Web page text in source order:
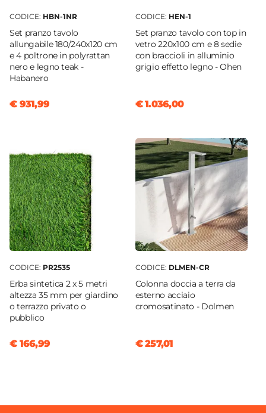
CODICE: HBN-1NR
Set pranzo tavolo
allungabile 180/240x120 cm
e 4 poltrone in polyrattan
nero e legno teak -
Habanero
€ 931,99
CODICE: HEN-1
Set pranzo tavolo con top in
vetro 220x100 cm e 8 sedie
con braccioli in alluminio
grigio effetto legno - Ohen
€ 1.036,00
CODICE: PR2535
Erba sintetica 2 x 5 metri
altezza 35 mm per giardino
o terrazzo privato o
pubblico
€ 166,99
CODICE: DLMEN-CR
Colonna doccia a terra da
esterno acciaio
cromosatinato - Dolmen
€ 257,01